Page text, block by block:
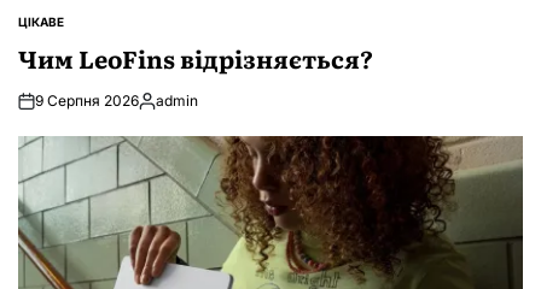
ОПУБЛІКУВАТИ
ЦІКАВЕ
Чим LeoFins відрізняється?
9 Серпня 2026Опубліковано
admin